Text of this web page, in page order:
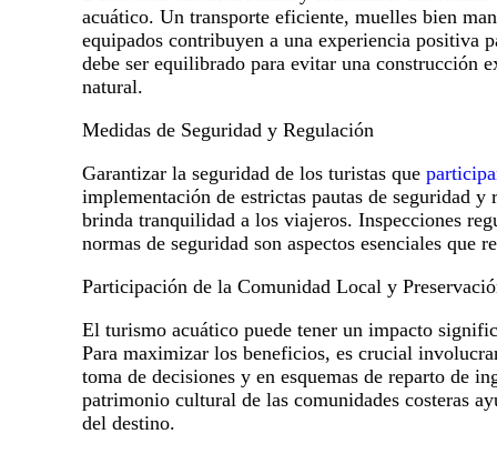
acuático. Un transporte eficiente, muelles bien
equipados contribuyen a una experiencia positiva
debe ser equilibrado para evitar una construcción
natural.
Medidas de Seguridad y Regulación
Garantizar la seguridad de los turistas que
implementación de estrictas pautas de seguridad
brinda tranquilidad a los viajeros. Inspecciones
normas de seguridad son aspectos esenciales que
Participación de la Comunidad Local y
El turismo acuático puede tener un impacto
Para maximizar los beneficios, es crucial
toma de decisiones y en esquemas de reparto de
patrimonio cultural de las comunidades costeras
del destino.